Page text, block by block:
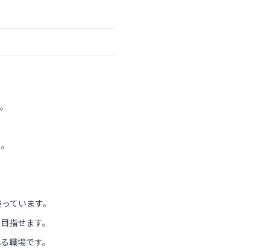
ています。
指せます。
職場です。